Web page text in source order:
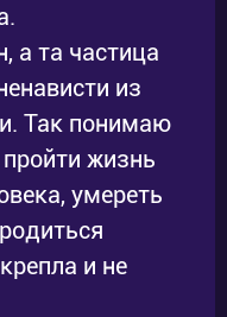
а та частица
из
Так понимаю
жизнь
умереть
и не